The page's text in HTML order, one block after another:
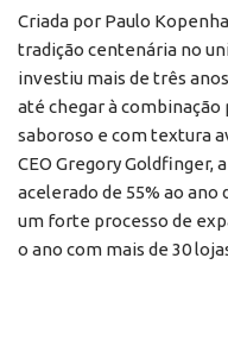
Criada por Paulo
tradição centenária no
investiu mais de três
até chegar à
saboroso e com textura
CEO Gregory Goldfinger,
acelerado de 55% ao ano
um forte processo de
o ano com mais de 30